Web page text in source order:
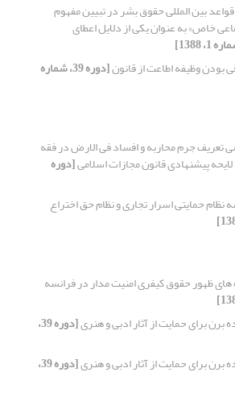
بین المللی حقوق بشر در تبیین مفهوم
خاص» به عنوان یکی از دلایل اعطای
بودن وظیفه اطاعت از قانون [دوره 39، شماره
تعریف جرم محاربه و افساد فی الارض در فقه
پیشنهادی قانون مجازات اسلامی[دوره
نظام حمایتی اسرار تجاری و نظام حق اختراع
های ظهور حقوق کیفری امنیت مدار در فرانسه
برن برای حمایت از آثار ادبی و هنری [دوره 39،
برن برای حمایت از آثار ادبی و هنری [دوره 39،